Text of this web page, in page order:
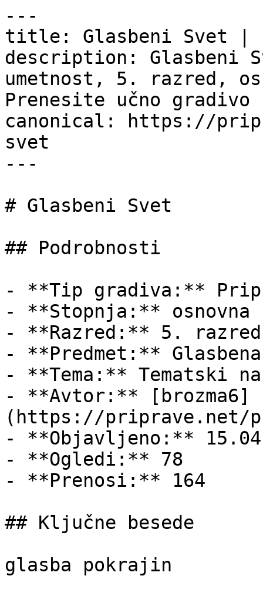
---
title: Glasbeni Svet |
description: Glasbeni
umetnost, 5. razred,
Prenesite učno
canonical: https://
svet
---
# Glasbeni Svet
## Podrobnosti
- **Tip gradiva:**
- **Stopnja:** osnovna
- **Razred:** 5. razred
- **Predmet:**
- **Tema:** Tematski
- **Avtor:** [brozma6]
(https://priprave.net/
- **Objavljeno:**
- **Ogledi:** 78
- **Prenosi:** 164
## Ključne besede
glasba pokrajin